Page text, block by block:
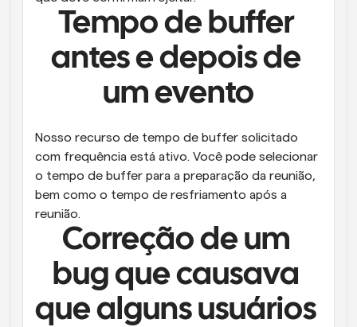
Tempo de buffer
antes e depois de
um evento
Nosso recurso de tempo de buffer solicitado
com frequência está ativo. Você pode selecionar
o tempo de buffer para a preparação da reunião,
bem como o tempo de resfriamento após a
reunião.
Correção de um
bug que causava
que alguns usuários